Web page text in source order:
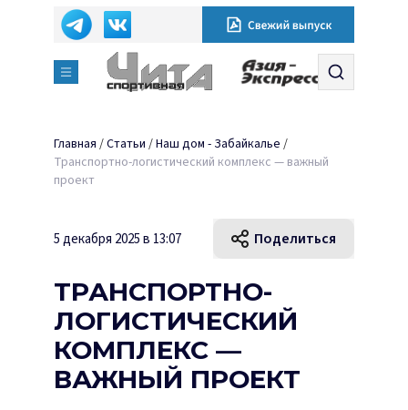
Главная /Статьи /Наш дом - Забайкалье /
Транспортно-логистический комплекс — важный
проект
5 декабря 2025 в 13:07 Поделиться
ТРАНСПОРТНО-
ЛОГИСТИЧЕСКИЙ
КОМПЛЕКС —
ВАЖНЫЙ ПРОЕКТ